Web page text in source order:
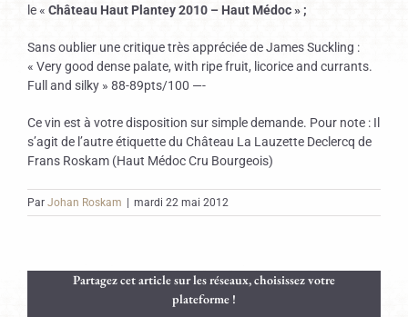
le « Château Haut Plantey 2010 – Haut Médoc » ;
Sans oublier une critique très appréciée de James Suckling :
« Very good dense palate, with ripe fruit, licorice and currants.
Full and silky » 88-89pts/100 —-
Ce vin est à votre disposition sur simple demande. Pour note : Il
s’agit de l’autre étiquette du Château La Lauzette Declercq de
Frans Roskam (Haut Médoc Cru Bourgeois)
Par Johan Roskam mardi 22 mai 2012
Partagez cet article sur les réseaux, choisissez votre
plateforme !